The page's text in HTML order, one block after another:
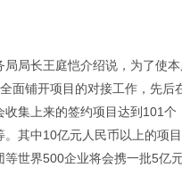
局长王庭恺介绍说，为了使
面铺开项目的对接工作，先
集上来的签约项目达到 101个
。其中10亿元人民币以上的项
等世界500企业将会携一批5亿